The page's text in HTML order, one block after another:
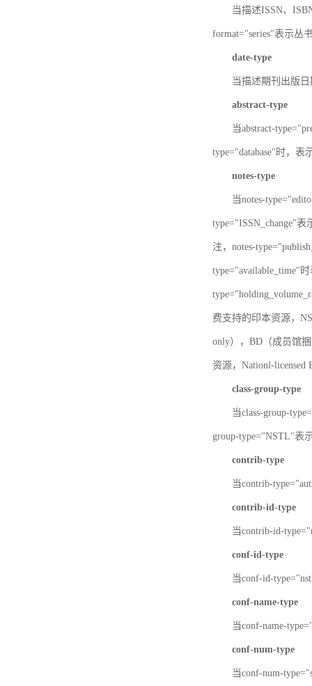
当描述ISSN、
format="series"表示丛
date-type
当描述期刊出版日
abstract-type
当abstract-
type="database"时，表
notes-type
当notes-
type="ISSN_change"
注，notes-
type="available_time"
费支持的印本资源，
only），BD（成员馆
资源，Nationl-licensed
class-group-type
当class-group-
group-type="NSTL"表
contrib-type
当contrib-
contrib-id-type
当contrib-id-
conf-id-type
当conf-id-
conf-name-type
当conf-name-
conf-num-type
当conf-num-